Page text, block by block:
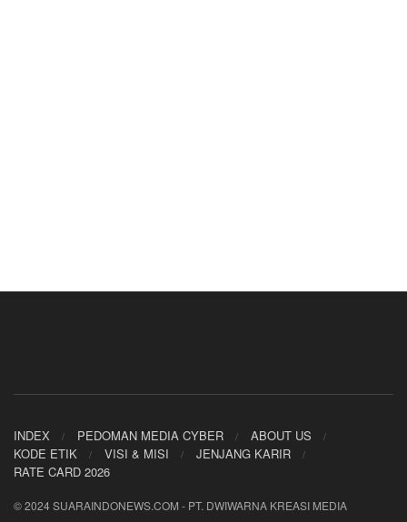
INDEX PEDOMAN MEDIA CYBER
ABOUT US
KODE ETIK
VISI & MISI
JENJANG KARIR
RATE CARD 2026
© 2024 SUARAINDONEWS.COM - PT. DWIWARNA KREASI MEDIA